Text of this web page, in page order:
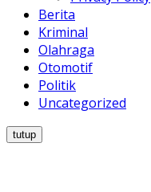
Berita
Kriminal
Olahraga
Otomotif
Politik
Uncategorized
tutup